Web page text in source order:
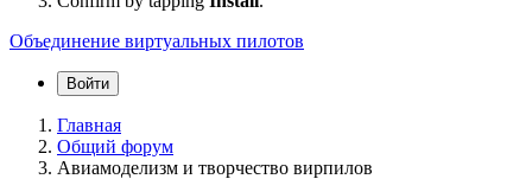
Объединение виртуальных пилотов
Войти
Главная
Общий форум
Авиамоделизм и творчество вирпилов